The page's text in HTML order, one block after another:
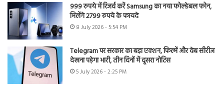
999 रुपये में रिजर्व करें Samsung का नया फोल्डेबल फोन,
मिलेंगे 2799 रुपये के फायदे
8 July 2026 - 5:54 PM
Telegram पर सरकार का बड़ा एक्शन, फिल्में और वेब सीरीज
देखना पड़ेगा भारी, तीन दिनों में दूसरा नोटिस
5 July 2026 - 2:25 PM